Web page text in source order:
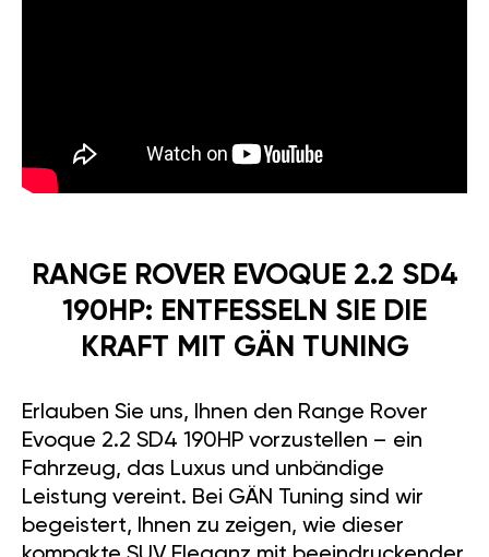
RANGE ROVER EVOQUE 2.2 SD4
190HP: ENTFESSELN SIE DIE
KRAFT MIT GÄN TUNING
Erlauben Sie uns, Ihnen den Range Rover
Evoque 2.2 SD4 190HP vorzustellen – ein
Fahrzeug, das Luxus und unbändige
Leistung vereint. Bei GÄN Tuning sind wir
begeistert, Ihnen zu zeigen, wie dieser